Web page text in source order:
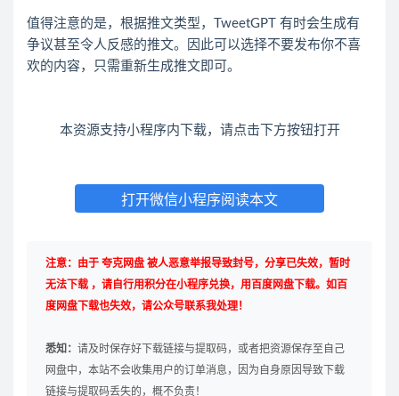
值得注意的是，根据推文类型，TweetGPT 有时会生成有
争议甚至令人反感的推文。因此可以选择不要发布你不喜
欢的内容，只需重新生成推文即可。
本资源支持小程序内下载，请点击下方按钮打开
打开微信小程序阅读本文
注意：由于 夸克网盘 被人恶意举报导致封号，分享已失效，暂时
无法下载 ，请自行用积分在小程序兑换，用百度网盘下载。如百
度网盘下载也失效，请公众号联系我处理！
悉知： 请及时保存好下载链接与提取码，或者把资源保存至自己
网盘中，本站不会收集用户的订单消息，因为自身原因导致下载
链接与提取码丢失的，概不负责！